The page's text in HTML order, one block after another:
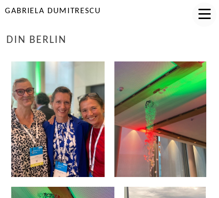
GABRIELA DUMITRESCU
DIN BERLIN